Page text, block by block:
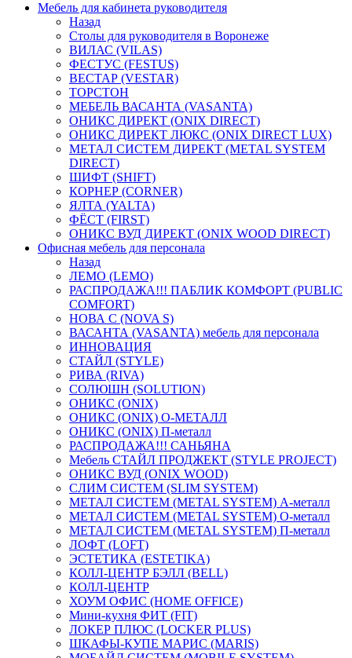
Мебель для кабинета руководителя
Назад
Столы для руководителя в Воронеже
ВИЛАС (VILAS)
ФЕСТУС (FESTUS)
ВЕСТАР (VESTAR)
ТОРСТОН
МЕБЕЛЬ ВАСАНТА (VASANTA)
ОНИКС ДИРЕКТ (ONIX DIRECT)
ОНИКС ДИРЕКТ ЛЮКС (ONIX DIRECT LUX)
МЕТАЛ СИСТЕМ ДИРЕКТ (METAL SYSTEM
DIRECT)
ШИФТ (SHIFT)
КОРНЕР (CORNER)
ЯЛТА (YALTA)
ФЁСТ (FIRST)
ОНИКС ВУД ДИРЕКТ (ONIX WOOD DIRECT)
Офисная мебель для персонала
Назад
ЛЕМО (LEMO)
РАСПРОДАЖА!!! ПАБЛИК КОМФОРТ (PUBLIC
COMFORT)
НОВА С (NOVA S)
ВАСАНТА (VASANTA) мебель для персонала
ИННОВАЦИЯ
СТАЙЛ (STYLE)
РИВА (RIVA)
СОЛЮШН (SOLUTION)
ОНИКС (ONIX)
ОНИКС (ONIX) O-МЕТАЛЛ
ОНИКС (ONIX) П-металл
РАСПРОДАЖА!!! САНЬЯНА
Мебель СТАЙЛ ПРОДЖЕКТ (STYLE PROJECT)
ОНИКС ВУД (ONIX WOOD)
СЛИМ СИСТЕМ (SLIM SYSTEM)
МЕТАЛ СИСТЕМ (METAL SYSTEM) А-металл
МЕТАЛ СИСТЕМ (METAL SYSTEM) О-металл
МЕТАЛ СИСТЕМ (METAL SYSTEM) П-металл
ЛОФТ (LOFT)
ЭСТЕТИКА (ESTETIKA)
КОЛЛ-ЦЕНТР БЭЛЛ (BELL)
КОЛЛ-ЦЕНТР
ХОУМ ОФИС (HOME OFFICE)
Мини-кухня ФИТ (FIT)
ЛОКЕР ПЛЮС (LOCKER PLUS)
ШКАФЫ-КУПЕ МАРИС (MARIS)